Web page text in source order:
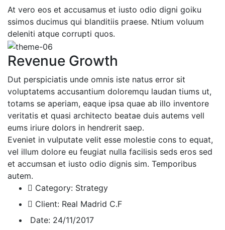
At vero eos et accusamus et iusto odio digni goiku
ssimos ducimus qui blanditiis praese. Ntium voluum
deleniti atque corrupti quos.
Revenue Growth
Dut perspiciatis unde omnis iste natus error sit
voluptatems accusantium doloremqu laudan tiums ut,
totams se aperiam, eaque ipsa quae ab illo inventore
veritatis et quasi architecto beatae duis autems vell
eums iriure dolors in hendrerit saep.
Eveniet in vulputate velit esse molestie cons to equat,
vel illum dolore eu feugiat nulla facilisis seds eros sed
et accumsan et iusto odio dignis sim. Temporibus
autem.
Category: Strategy
Client: Real Madrid C.F
Date: 24/11/2017